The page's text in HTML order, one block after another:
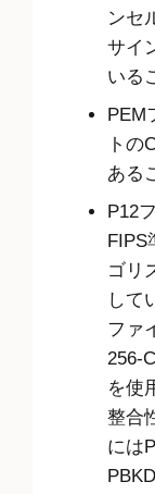
ンセ
サイ
いる
PEM
トの
ある
P12
FIPS
ゴリ
して
ファ
256-
を使
整合
には